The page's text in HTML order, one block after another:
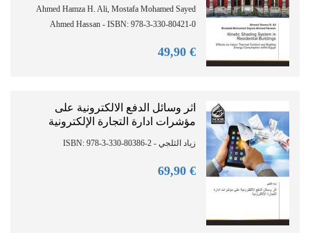
Ahmed Hamza H. Ali, Mostafa Mohamed Sayed
Ahmed Hassan - ISBN: 978-3-330-80421-0
€ 49,
90
اثر وسائل الدفع الالكترونية على
مؤشرات ادارة التجارة الإلكترونية
زياد الثلجي - ISBN: 978-3-330-80386-2
€ 69,
90